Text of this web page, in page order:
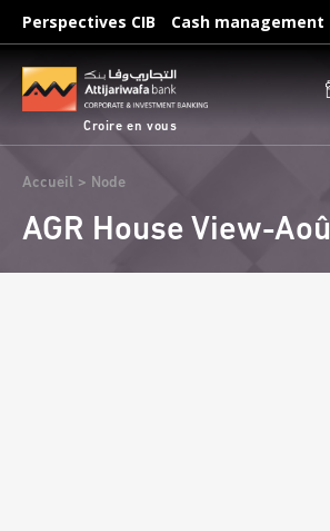
Aller
contenu
principal
Perspectives CIB Cash management
Croire en vous
Fil
d'Ariane
Accueil Node
AGR House View-
Recherches fréquentes :
Accéder aux comptes Effectuer un
Éditer un RIB